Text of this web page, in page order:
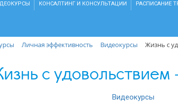
КОНСАЛТИНГ И КОНСУЛЬТАЦИИ РАСПИСАНИЕ
Личная эффективность Видеокурсы Жизнь с
с удовольствием
Видеокурсы